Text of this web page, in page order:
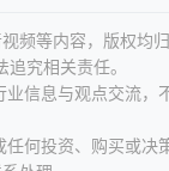
频等内容，版权
究相关责任。
信息与观点交流
何投资、购买或